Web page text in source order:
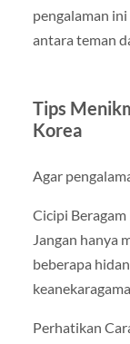
pengalaman
antara teman
Tips
Korea
Agar
Cicipi
Jangan hanya
beberapa
Perhatikan